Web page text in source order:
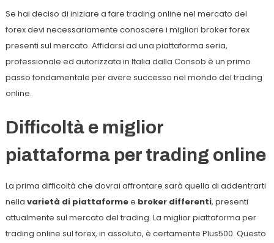
Se hai deciso di iniziare a fare trading online nel mercato del
forex devi necessariamente conoscere i migliori broker forex
presenti sul mercato. Affidarsi ad una piattaforma seria,
professionale ed autorizzata in Italia dalla Consob è un primo
passo fondamentale per avere successo nel mondo del trading
online.
Difficoltà e miglior
piattaforma per trading online
La prima difficoltà che dovrai affrontare sarà quella di addentrarti
nella varietà di piattaformee broker differenti, presenti
attualmente sul mercato del trading. La miglior piattaforma per
trading online sul forex, in assoluto, è certamente Plus500. Questo